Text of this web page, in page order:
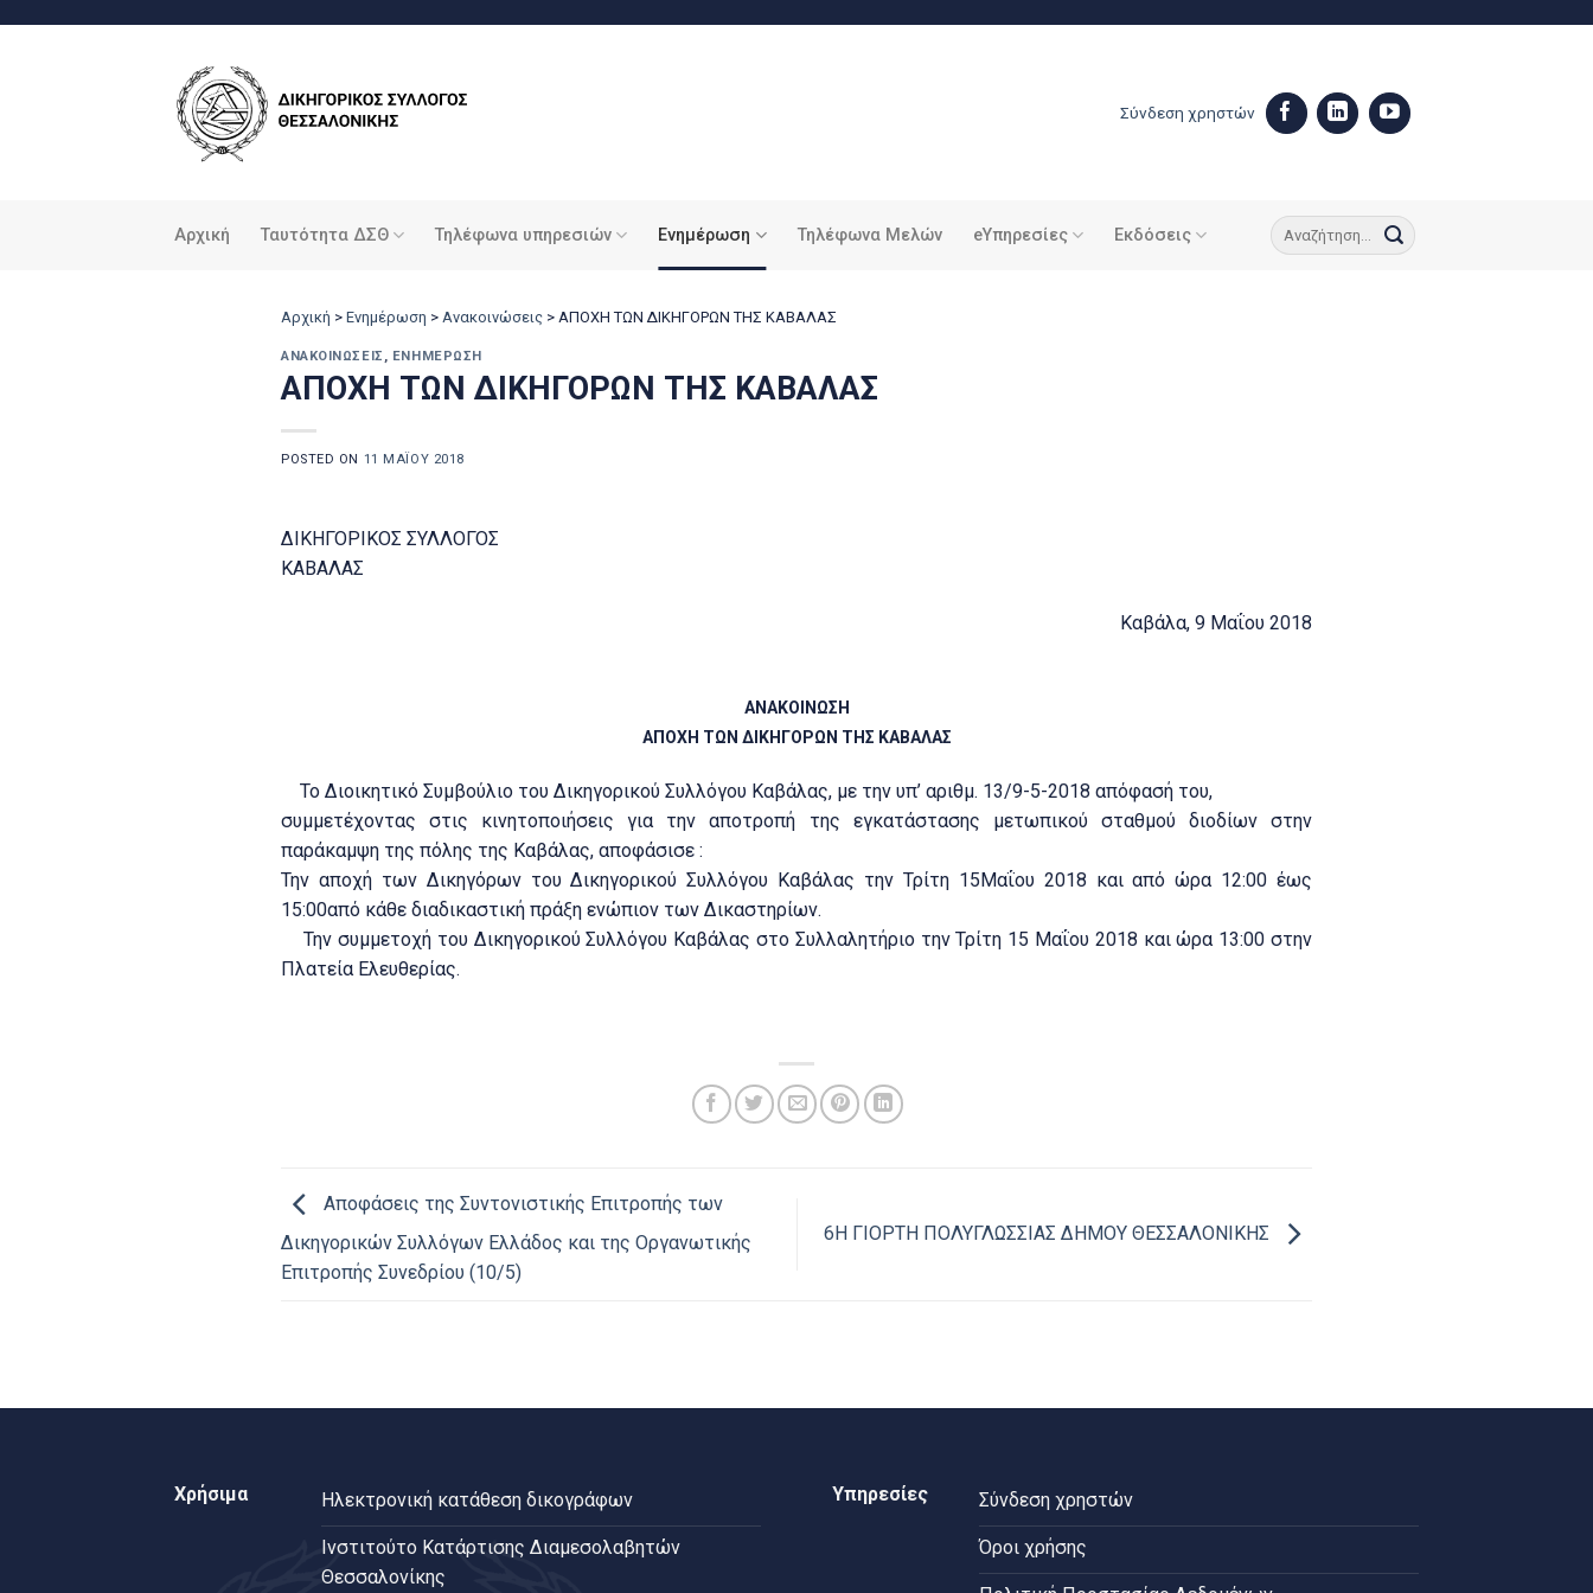
Σύνδεση χρηστών
Αρχική Ταυτότητα ΔΣΘ Τηλέφωνα υπηρεσιών Ενημέρωση Τηλέφωνα Μελών eΥπηρεσίες Εκδόσεις
Αρχική > Ενημέρωση > Ανακοινώσεις > ΑΠΟΧΗ ΤΩΝ ΔΙΚΗΓΟΡΩΝ ΤΗΣ ΚΑΒΑΛΑΣ
ΑΝΑΚΟΙΝΏΣΕΙΣ , ΕΝΗΜΈΡΩΣΗ
ΑΠΟΧΗ ΤΩΝ ΔΙΚΗΓΟΡΩΝ ΤΗΣ ΚΑΒΑΛΑΣ
POSTED ON 11 ΜΑΪ́ΟΥ 2018
ΔΙΚΗΓΟΡΙΚΟΣ ΣΥΛΛΟΓΟΣ
ΚΑΒΑΛΑΣ
Καβάλα, 9 Μαΐου 2018
ΑΝΑΚΟΙΝΩΣΗ
ΑΠΟΧΗ ΤΩΝ ΔΙΚΗΓΟΡΩΝ ΤΗΣ ΚΑΒΑΛΑΣ
Το Διοικητικό Συμβούλιο του Δικηγορικού Συλλόγου Καβάλας, με την υπ’ αριθμ. 13/9-5-2018 απόφασή του,
συμμετέχοντας στις κινητοποιήσεις για την αποτροπή της εγκατάστασης μετωπικού σταθμού διοδίων στην
παράκαμψη της πόλης της Καβάλας, αποφάσισε :
Την αποχή των Δικηγόρων του Δικηγορικού Συλλόγου Καβάλας την Τρίτη 15Μαΐου 2018 και από ώρα 12:00 έως
15:00από κάθε διαδικαστική πράξη ενώπιον των Δικαστηρίων.
Την συμμετοχή του Δικηγορικού Συλλόγου Καβάλας στο Συλλαλητήριο την Τρίτη 15 Μαΐου 2018 και ώρα 13:00 στην
Πλατεία Ελευθερίας.
Αποφάσεις της Συντονιστικής Επιτροπής των
Δικηγορικών Συλλόγων Ελλάδος και της Οργανωτικής
Επιτροπής Συνεδρίου (10/5)
6Η ΓΙΟΡΤΗ ΠΟΛΥΓΛΩΣΣΙΑΣ ΔΗΜΟΥ ΘΕΣΣΑΛΟΝΙΚΗΣ
Χρήσιμα Ηλεκτρονική κατάθεση δικογράφων
Ινστιτούτο Κατάρτισης Διαμεσολαβητών
Θεσσαλονίκης
Υπηρεσίες Σύνδεση χρηστών
Όροι χρήσης